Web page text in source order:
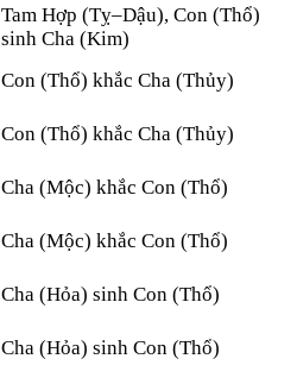
Tam Hợp (Tỵ–Dậu), Con (Thổ)
sinh Cha (Kim)
Con (Thổ) khắc Cha (Thủy)
Con (Thổ) khắc Cha (Thủy)
Cha (Mộc) khắc Con (Thổ)
Cha (Mộc) khắc Con (Thổ)
Cha (Hỏa) sinh Con (Thổ)
Cha (Hỏa) sinh Con (Thổ)